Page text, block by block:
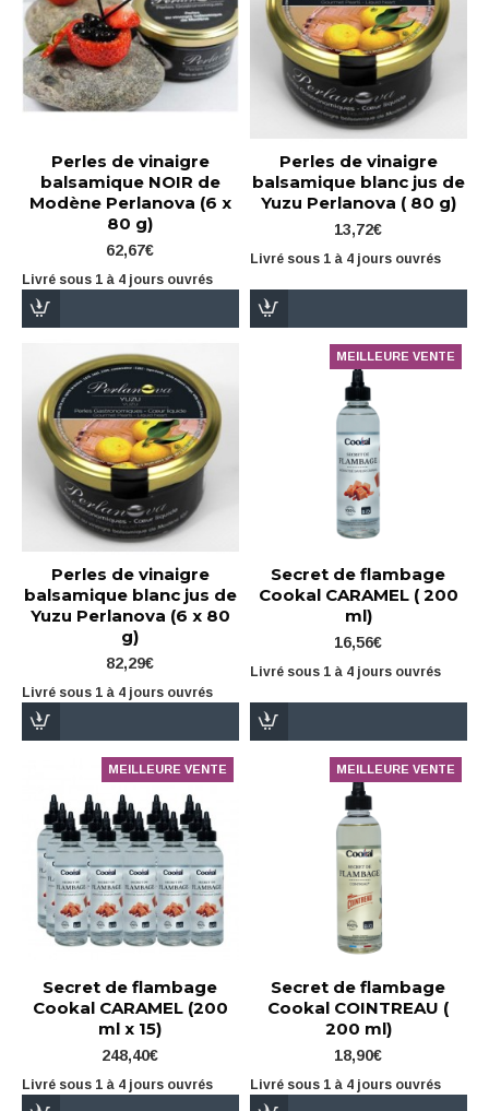
Perles de vinaigre
balsamique NOIR de
Modène Perlanova (6 x
80 g)
62,67€
Livré sous 1 à 4 jours ouvrés
Perles de vinaigre
balsamique blanc jus de
Yuzu Perlanova ( 80 g)
13,72€
Livré sous 1 à 4 jours ouvrés
Perles de vinaigre
balsamique blanc jus de
Yuzu Perlanova (6 x 80
g)
82,29€
Livré sous 1 à 4 jours ouvrés
MEILLEURE VENTE
Secret de flambage
Cookal CARAMEL ( 200
ml)
16,56€
Livré sous 1 à 4 jours ouvrés
MEILLEURE VENTE
Secret de flambage
Cookal CARAMEL (200
ml x 15)
248,40€
Livré sous 1 à 4 jours ouvrés
MEILLEURE VENTE
Secret de flambage
Cookal COINTREAU (
200 ml)
18,90€
Livré sous 1 à 4 jours ouvrés